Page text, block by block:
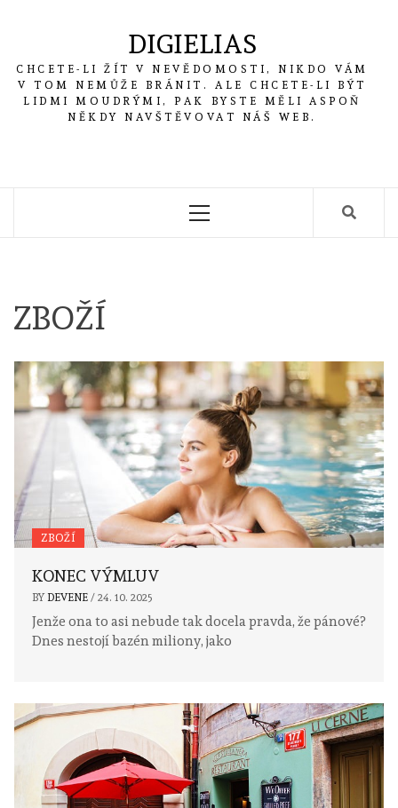
DIGIELIAS
CHCETE-LI ŽÍT V NEVĚDOMOSTI, NIKDO VÁM
V TOM NEMŮŽE BRÁNIT. ALE CHCETE-LI BÝT
LIDMI MOUDRÝMI, PAK BYSTE MĚLI ASPOŇ
NĚKDY NAVŠTĚVOVAT NÁŠ WEB.
ZBOŽÍ
ZBOŽÍ
KONEC VÝMLUV
BY DEVENE / 24. 10. 2025
Jenže ona to asi nebude tak docela pravda, že pánové?
Dnes nestojí bazén miliony, jako